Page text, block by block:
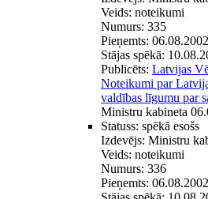
Veids: noteikumi
Numurs: 335
Pieņemts:
Stājas spēkā:
Publicēts: Latvijas
Noteikumi par
valdības līgumu par
Ministru kabineta
Statuss: spēkā esošs
Izdevējs: Ministru
Veids: noteikumi
Numurs: 336
Pieņemts: